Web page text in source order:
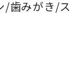
歯みがき/